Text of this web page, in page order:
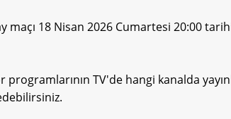
maçı 18 Nisan 2026 Cumartesi 20:00
TV'de hangi kanalda